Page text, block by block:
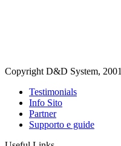
Copyright D&D System,
Testimonials
Info Sito
Partner
Supporto e guide